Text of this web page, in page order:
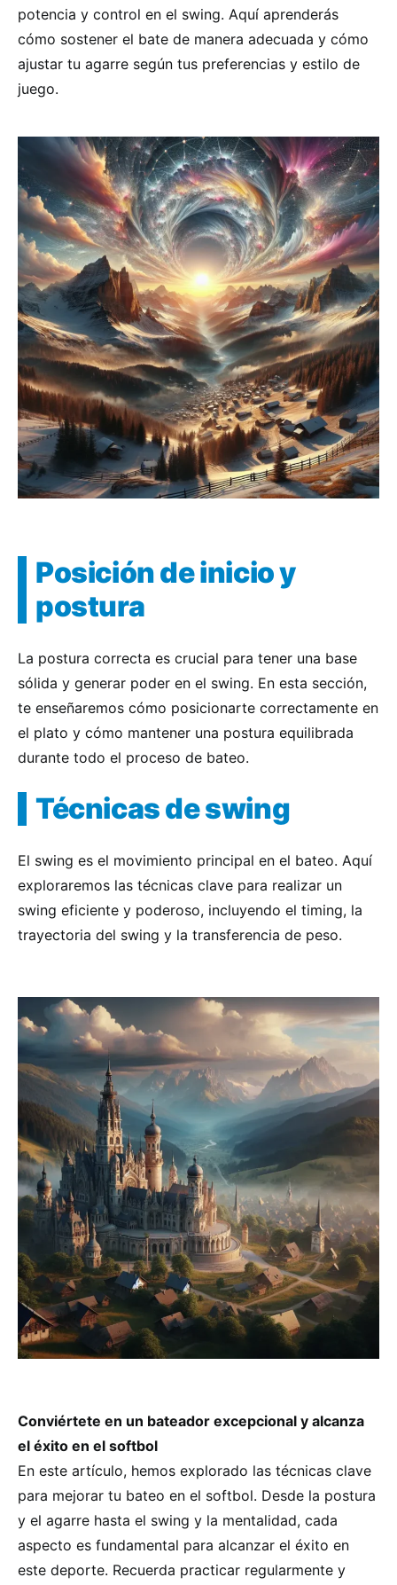
potencia y control en el swing. Aquí aprenderás
cómo sostener el bate de manera adecuada y cómo
ajustar tu agarre según tus preferencias y estilo de
juego.
Posición de inicio y
postura
La postura correcta es crucial para tener una base
sólida y generar poder en el swing. En esta sección,
te enseñaremos cómo posicionarte correctamente en
el plato y cómo mantener una postura equilibrada
durante todo el proceso de bateo.
Técnicas de swing
El swing es el movimiento principal en el bateo. Aquí
exploraremos las técnicas clave para realizar un
swing eficiente y poderoso, incluyendo el timing, la
trayectoria del swing y la transferencia de peso.
Conviértete en un bateador excepcional y alcanza
el éxito en el softbol
En este artículo, hemos explorado las técnicas clave
para mejorar tu bateo en el softbol. Desde la postura
y el agarre hasta el swing y la mentalidad, cada
aspecto es fundamental para alcanzar el éxito en
este deporte. Recuerda practicar regularmente y